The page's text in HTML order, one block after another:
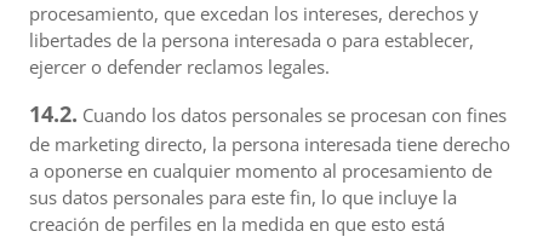
procesamiento, que excedan los intereses, derechos y
libertades de la persona interesada o para establecer,
ejercer o defender reclamos legales.
14.2. Cuando los datos personales se procesan con fines
de marketing directo, la persona interesada tiene derecho
a oponerse en cualquier momento al procesamiento de
sus datos personales para este fin, lo que incluye la
creación de perfiles en la medida en que esto está